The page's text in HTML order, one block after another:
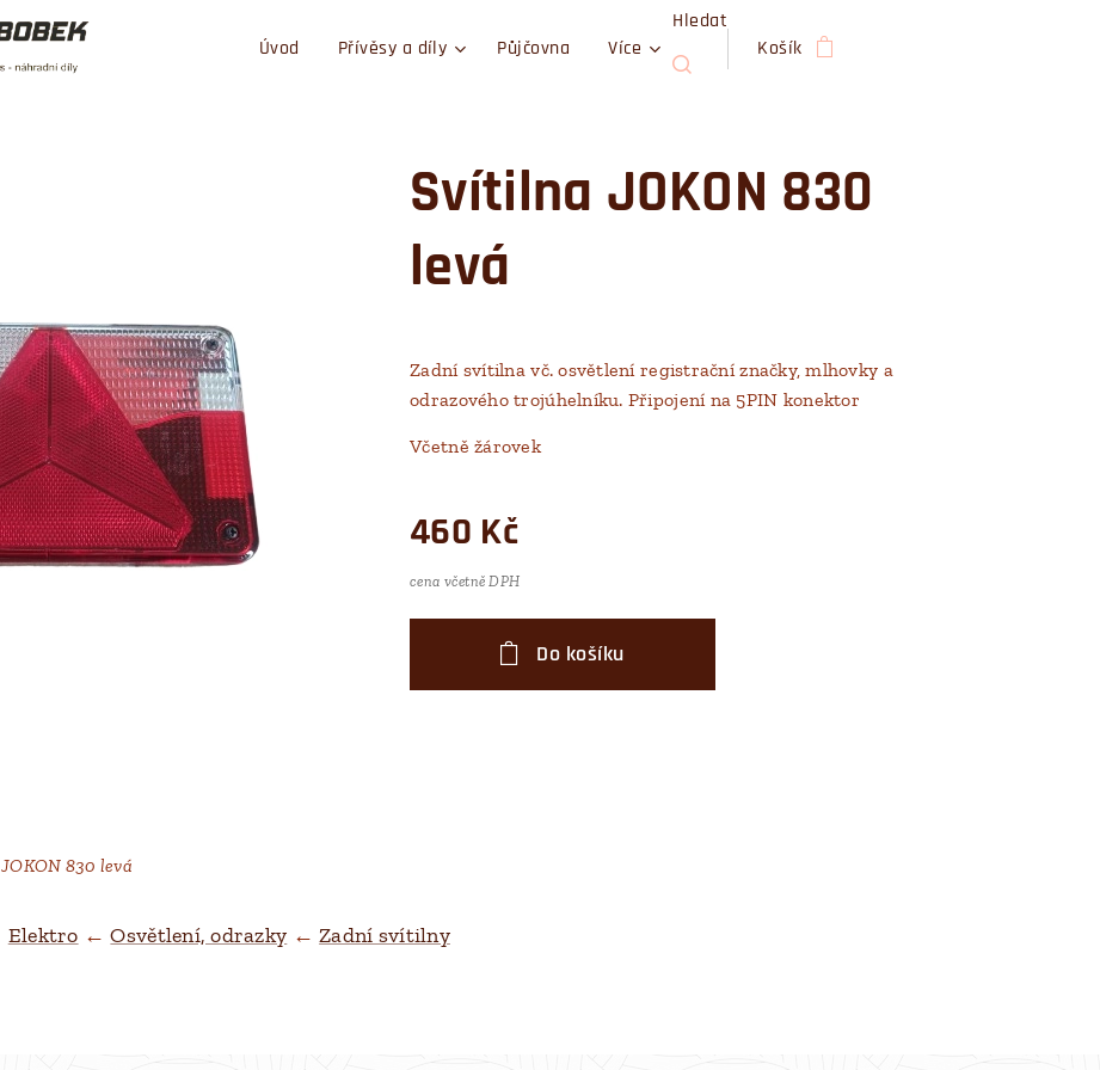
Úvod Přívěsy a díly Půjčovna Více
Hledat
Košík
Svítilna JOKON 830
levá
JOKON 830 levá
JOKON 830 levá
Zadní svítilna vč. osvětlení registrační značky, mlhovky a
odrazového trojúhelníku. Připojení na 5PIN konektor
Včetně žárovek
460 Kč
cena včetně DPH
Do košíku
Elektro ←Osvětlení, odrazky ←Zadní svítilny